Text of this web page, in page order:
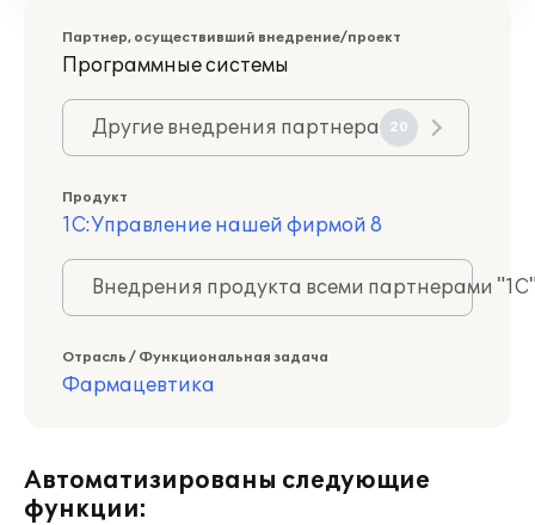
Партнер, осуществивший внедрение/проект
Программные системы
Другие внедрения партнера 20
Продукт
1С:Управление нашей фирмой 8
Внедрения продукта всеми партнерами
Отрасль / Функциональная задача
Фармацевтика
Автоматизированы следующие
функции: